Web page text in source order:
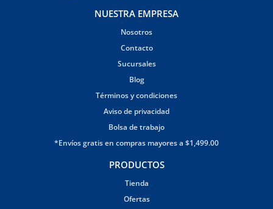
NUESTRA EMPRESA
Nosotros
Contacto
Sucursales
Blog
Términos y condiciones
Aviso de privacidad
Bolsa de trabajo
*Envíos gratis en compras mayores a $1,499.00
PRODUCTOS
Tienda
Ofertas